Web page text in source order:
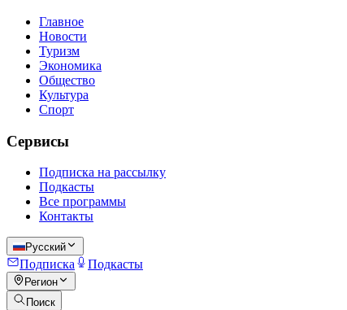
Главное
Новости
Туризм
Экономика
Общество
Культура
Спорт
Сервисы
Подписка на рассылку
Подкасты
Все программы
Контакты
Русский
Подписка Подкасты
Регион
Поиск